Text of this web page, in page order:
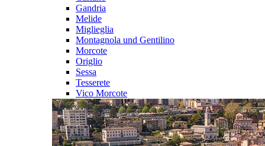
Gandria
Melide
Miglieglia
Montagnola und Gentilino
Morcote
Origlio
Sessa
Tesserete
Vico Morcote